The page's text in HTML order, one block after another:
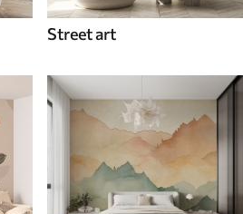
Street art